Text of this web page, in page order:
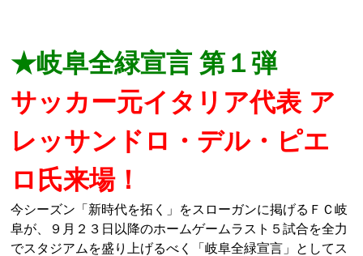
★岐阜全緑宣言 第１弾
サッカー元イタリア代表 ア
レッサンドロ・デル・ピエ
ロ氏来場！
今シーズン「新時代を拓く」をスローガンに掲げるＦＣ岐
阜が、９月２３日以降のホームゲームラスト５試合を全力
でスタジアムを盛り上げるべく「岐阜全緑宣言」としてス